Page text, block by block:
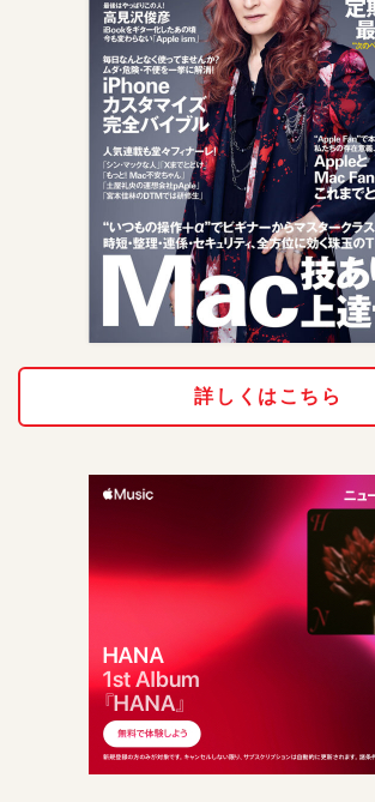
詳しくはこちら